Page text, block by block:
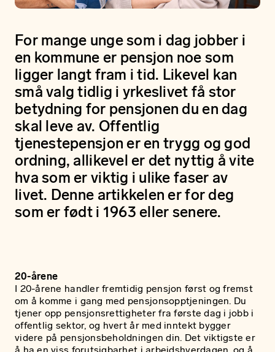
For mange unge som i dag jobber i
en kommune er pensjon noe som
ligger langt fram i tid. Likevel kan
små valg tidlig i yrkeslivet få stor
betydning for pensjonen du en dag
skal leve av. Offentlig
tjenestepensjon er en trygg og god
ordning, allikevel er det nyttig å vite
hva som er viktig i ulike faser av
livet. Denne artikkelen er for deg
som er født i 1963 eller senere.
20-årene
I 20-årene handler fremtidig pensjon først og fremst
om å komme i gang med pensjonsopptjeningen. Du
tjener opp pensjonsrettigheter fra første dag i jobb i
offentlig sektor, og hvert år med inntekt bygger
videre på pensjonsbeholdningen din. Det viktigste er